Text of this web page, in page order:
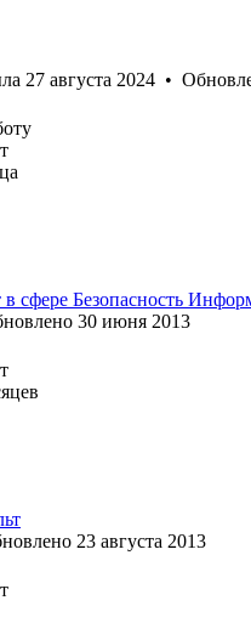
27 августа 2024 •
сфере Безопасность
30 июня 2013
23 августа 2013